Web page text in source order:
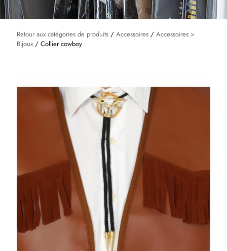
Retour aux catégories de produits / Accessoires / Accessoires >
Bijoux / Collier cowboy